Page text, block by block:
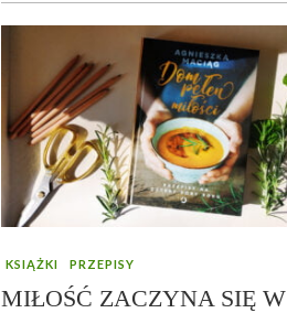
KSIĄŻKI PRZEPISY
MIŁOŚĆ ZACZYNA SIĘ W